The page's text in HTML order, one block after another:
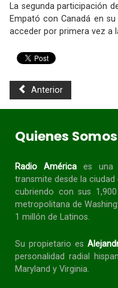
La segunda participación
Empató con Canadá en
acceder por primera vez a
Anterior
Quienes Somos
Radio América es una
transmite desde la ciudad
cubriendo con sus
metropolitana de
1 millón de Latinos.
Su propietario es
personalidad radial
Maryland y Virginia.